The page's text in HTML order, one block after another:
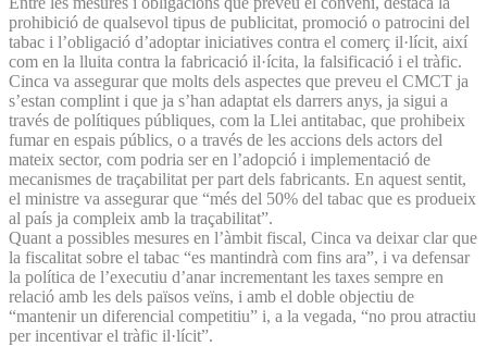
prohibició de qualsevol tipus de publicitat, promoció o patrocini del
tabac i l’obligació d’adoptar iniciatives contra el comerç il·lícit, així
com en la lluita contra la fabricació il·ícita, la falsificació i el tràfic.
Cinca va assegurar que molts dels aspectes que preveu el CMCT ja
s’estan complint i que ja s’han adaptat els darrers anys, ja sigui a
través de polítiques públiques, com la Llei antitabac, que prohibeix
fumar en espais públics, o a través de les accions dels actors del
mateix sector, com podria ser en l’adopció i implementació de
mecanismes de traçabilitat per part dels fabricants. En aquest sentit,
el ministre va assegurar que “més del 50% del tabac que es produeix
al país ja compleix amb la traçabilitat”.
Quant a possibles mesures en l’àmbit fiscal, Cinca va deixar clar que
la fiscalitat sobre el tabac “es mantindrà com fins ara”, i va defensar
la política de l’executiu d’anar incrementant les taxes sempre en
relació amb les dels països veïns, i amb el doble objectiu de
“mantenir un diferencial competitiu” i, a la vegada, “no prou atractiu
per incentivar el tràfic il·lícit”.